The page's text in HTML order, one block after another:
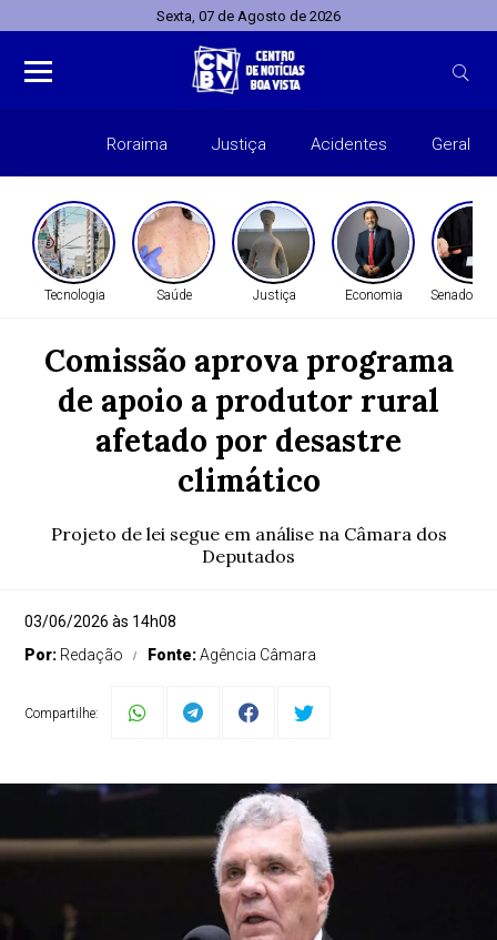
Sexta, 07 de Agosto de 2026
Roraima Justiça Acidentes Geral
Tecnologia Saúde Justiça Economia Senado
Comissão aprova programa
de apoio a produtor rural
afetado por desastre
climático
Projeto de lei segue em análise na Câmara dos
Deputados
03/06/2026 às 14h08
Por: Redação Fonte:Agência Câmara
Compartilhe: